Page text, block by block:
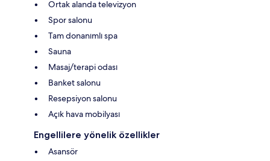
Ortak alanda televizyon
Spor salonu
Tam donanımlı spa
Sauna
Masaj/terapi odası
Banket salonu
Resepsiyon salonu
Açık hava mobilyası
Engellilere yönelik özellikler
Asansör